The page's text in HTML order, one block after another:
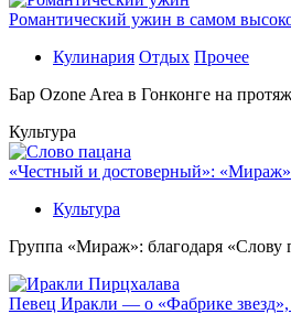
Романтический ужин в самом
Кулинария Отдых Прочее
Бaр Ozone Area в Гонконге на
Культура
«Честный и достоверный»:
Культура
Группа «Мираж»: благодаря «Слову
Певец Иракли — о «Фабрике